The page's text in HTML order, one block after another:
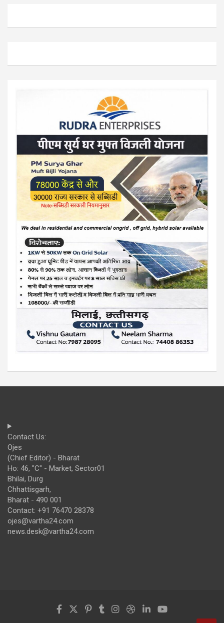
Contact Us:
Ojes
(Chief Editor) - Bharat
Ho: 46, "C" - Market, Sector01
Bhilai, Durg
Chhattisgarh,
Bharat - 490 001
Contact: +91 76470 28378
ojes@vartha24.com
news.desk@vartha24.com